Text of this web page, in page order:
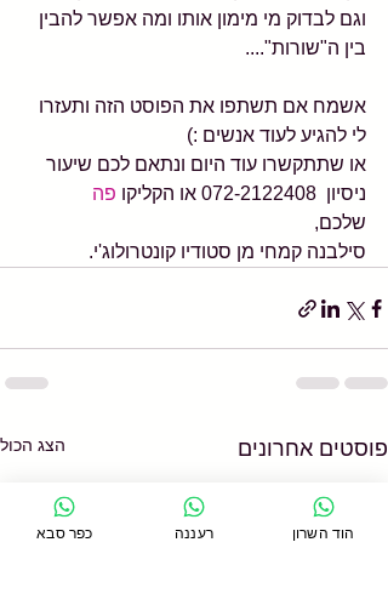
וגם לבדוק מי מימון אותו ומה אפשר להבין
בין ה"שורות"....
אשמח אם תשתפו את הפוסט הזה ותעזרו
לי להגיע לעוד אנשים :)
או שתתקשרו עוד היום ונתאם לכם שיעור
ניסיון  072-2122408 או הקליקו
פה
שלכם,
סילבנה קמחי מן סטודיו קונטרולוג'י.
פוסטים אחרונים הצג הכול
כפר סבא רעננה הוד השרון